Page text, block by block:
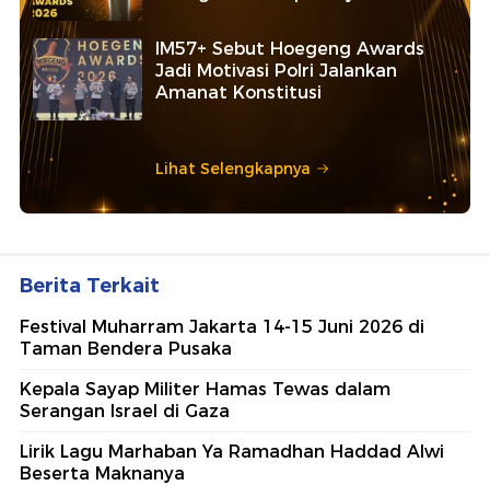
IM57+ Sebut Hoegeng Awards
Jadi Motivasi Polri Jalankan
Amanat Konstitusi
Lihat Selengkapnya
Berita Terkait
Festival Muharram Jakarta 14-15 Juni 2026 di
Taman Bendera Pusaka
Kepala Sayap Militer Hamas Tewas dalam
Serangan Israel di Gaza
Lirik Lagu Marhaban Ya Ramadhan Haddad Alwi
Beserta Maknanya